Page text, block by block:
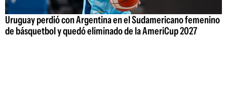
Uruguay perdió con Argentina en el Sudamericano femenino
de básquetbol y quedó eliminado de la AmeriCup 2027